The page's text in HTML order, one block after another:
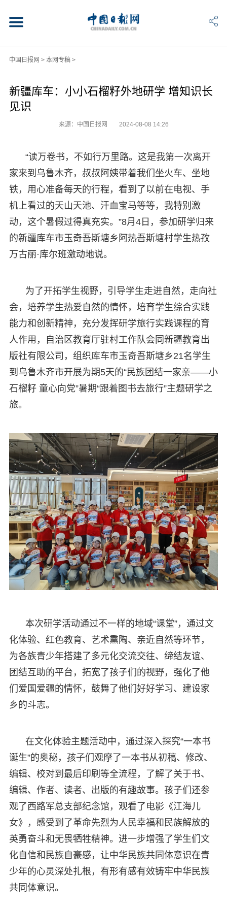
中国日报网 > 本网专稿>
新疆库车：小小石榴籽外地研学 增知识长
见识
来源：中国日报网 2024-08-08 14:26
“读万卷书，不如行万里路。这是我第一次离开
家来到乌鲁木齐，叔叔阿姨带着我们坐火车、坐地
铁，用心准备每天的行程，看到了以前在电视、手
机上看过的天山天池、汗血宝马等等，我特别激
动，这个暑假过得真充实。”8月4日，参加研学归来
的新疆库车市玉奇吾斯塘乡阿热吾斯塘村学生热孜
万古丽·库尔班激动地说。
为了开拓学生视野，引导学生走进自然，走向社
会，培养学生热爱自然的情怀，培育学生综合实践
能力和创新精神，充分发挥研学旅行实践课程的育
人作用，自治区教育厅驻村工作队会同新疆教育出
版社有限公司，组织库车市玉奇吾斯塘乡21名学生
到乌鲁木齐市开展为期5天的“民族团结一家亲——小
石榴籽 童心向党”暑期“跟着图书去旅行”主题研学之
旅。
本次研学活动通过不一样的地域“课堂”，通过文
化体验、红色教育、艺术熏陶、亲近自然等环节，
为各族青少年搭建了多元化交流交往、缔结友谊、
团结互助的平台，拓宽了孩子们的视野，强化了他
们爱国爱疆的情怀，鼓舞了他们好好学习、建设家
乡的斗志。
在文化体验主题活动中，通过深入探究“一本书
诞生”的奥秘，孩子们观摩了一本书从初稿、修改、
编辑、校对到最后印刷等全流程，了解了关于书、
编辑、作者、读者、出版的有趣故事。孩子们还参
观了西路军总支部纪念馆，观看了电影《江海儿
女》，感受到了革命先烈为人民幸福和民族解放的
英勇奋斗和无畏牺牲精神。进一步增强了学生们文
化自信和民族自豪感，让中华民族共同体意识在青
少年的心灵深处扎根，有形有感有效铸牢中华民族
共同体意识。